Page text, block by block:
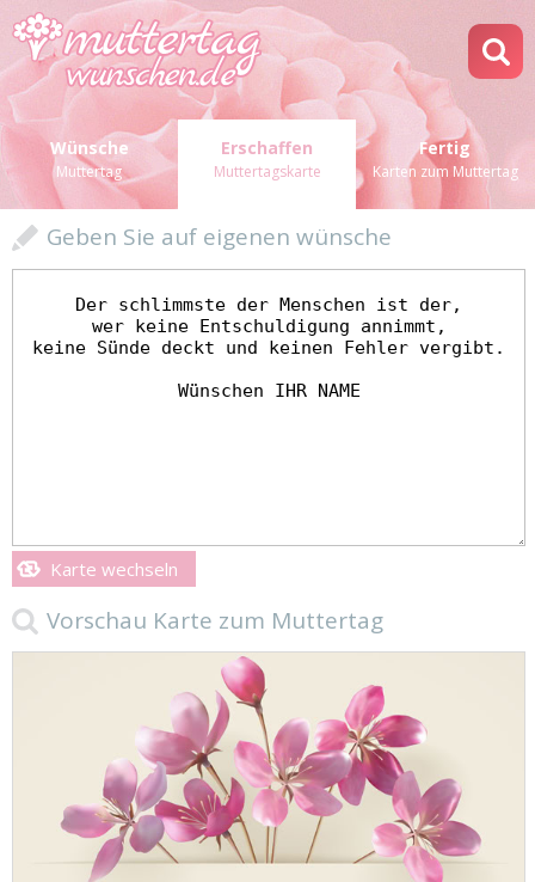
Wünsche
Muttertag
Erschaffen
Muttertagskarte
Fertig
Karten zum Muttertag
Geben Sie auf eigenen wünsche
Karte wechseln
Vorschau Karte zum Muttertag